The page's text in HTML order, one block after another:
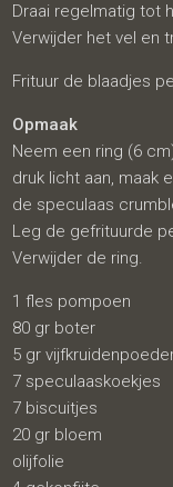
Draai regelmatig tot
Verwijder het vel en
Frituur de blaadjes
Opmaak
Neem een ring (6
druk licht aan, maak
de speculaas
Leg de gefrituurde
Verwijder de ring.
1 fles pompoen
80 gr boter
5 gr
7 speculaaskoekjes
7 biscuitjes
20 gr bloem
olijfolie